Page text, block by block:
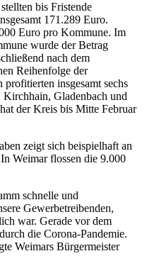
bis Fristende
171.289 Euro.
Euro pro Kommune. Im
wurde der Betrag
nach dem
Reihenfolge der
insgesamt sechs
Gladenbach und
der Kreis bis Mitte Februar
zeigt sich beispielhaft an
Weimar flossen die 9.000
schnelle und
Gewerbetreibenden,
war. Gerade vor dem
die Corona-Pandemie.
Weimars Bürgermeister